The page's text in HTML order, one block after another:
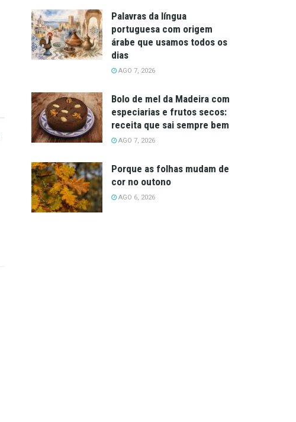
Palavras da língua
portuguesa com origem
árabe que usamos todos os
dias
AGO 7, 2026
Bolo de mel da Madeira com
especiarias e frutos secos:
receita que sai sempre bem
AGO 7, 2026
Porque as folhas mudam de
cor no outono
AGO 6, 2026